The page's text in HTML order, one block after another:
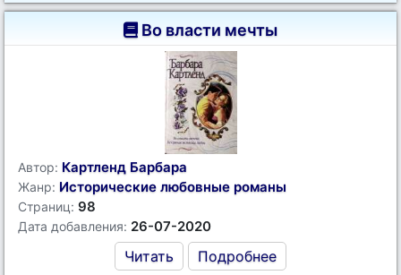
Во власти мечты
Автор: Картленд Барбара
Жанр: Исторические любовные романы
Страниц: 98
Дата добавления: 26-07-2020
Читать Подробнее